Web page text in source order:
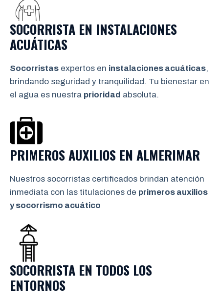
SOCORRISTA EN INSTALACIONES
ACUÁTICAS
Socorristas expertos en instalaciones acuáticas,
brindando seguridad y tranquilidad. Tu bienestar en
el agua es nuestra prioridad absoluta.
PRIMEROS AUXILIOS EN ALMERIMAR
Nuestros socorristas certificados brindan atención
inmediata con las titulaciones de primeros auxilios
y socorrismo acuático
SOCORRISTA EN TODOS LOS
ENTORNOS